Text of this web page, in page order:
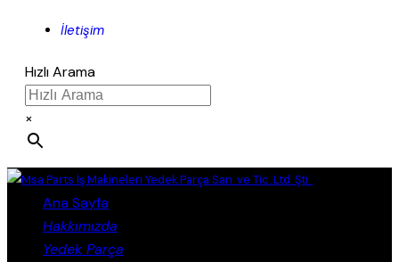
İletişim
Hızlı Arama
×
Ana Sayfa
Hakkımızda
Yedek Parça